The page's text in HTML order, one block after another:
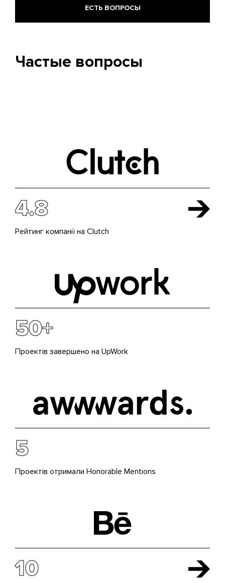
ЕСТЬ ВОПРОСЫ
Частые вопросы
4.8
Рейтинг компанії на Clutch
50+
Проектів завершено на UpWork
5
Проектів отримали Honorable Mentions
10